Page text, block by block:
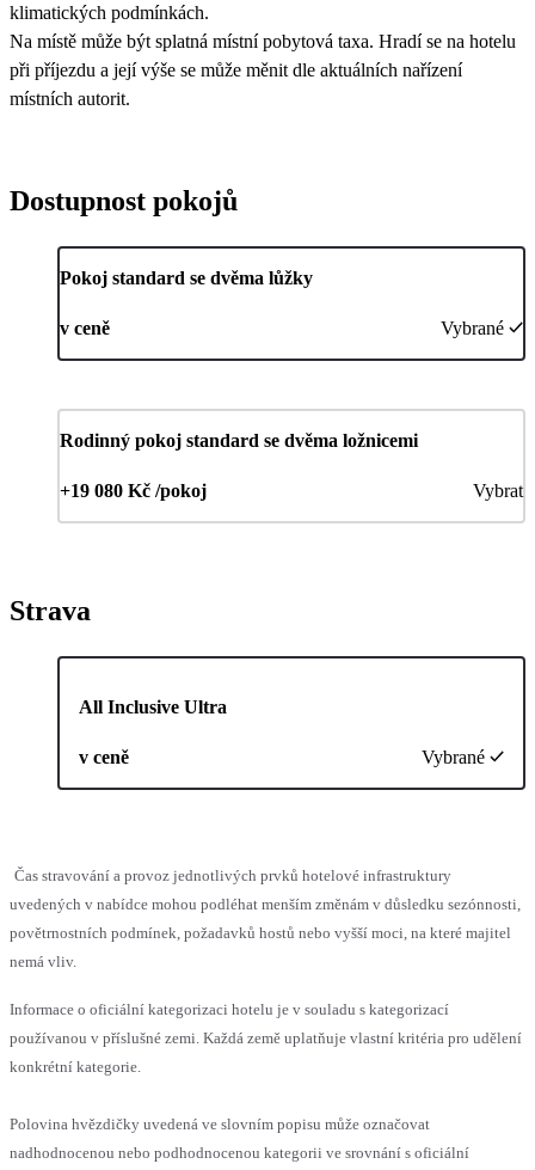
klimatických podmínkách.
Na místě může být splatná místní pobytová taxa. Hradí se na hotelu
při příjezdu a její výše se může měnit dle aktuálních nařízení
místních autorit.
Dostupnost pokojů
Pokoj standard se dvěma lůžky
v ceně Vybrané
Rodinný pokoj standard se dvěma ložnicemi
+19 080 Kč /pokoj Vybrat
Strava
All Inclusive Ultra
v ceně Vybrané
Čas stravování a provoz jednotlivých prvků hotelové infrastruktury
uvedených v nabídce mohou podléhat menším změnám v důsledku sezónnosti,
povětrnostních podmínek, požadavků hostů nebo vyšší moci, na které majitel
nemá vliv.
Informace o oficiální kategorizaci hotelu je v souladu s kategorizací
používanou v příslušné zemi. Každá země uplatňuje vlastní kritéria pro udělení
konkrétní kategorie.
Polovina hvězdičky uvedená ve slovním popisu může označovat
nadhodnocenou nebo podhodnocenou kategorii ve srovnání s oficiální